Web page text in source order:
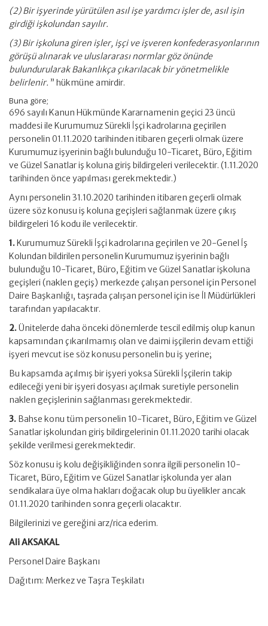
(2) Bir işyerinde yürütülen asıl işe yardımcı işler de, asıl işin
girdiği işkolundan sayılır.
(3) Bir işkoluna giren işler, işçi ve işveren konfederasyonlarının
görüşü alınarak ve uluslararası normlar göz önünde
bulundurularak Bakanlıkça çıkarılacak bir yönetmelikle
belirlenir. ” hükmüne amirdir.
Buna göre;
696 sayılı Kanun Hükmünde Kararnamenin geçici 23 üncü
maddesi ile Kurumumuz Sürekli İşçi kadrolarına geçirilen
personelin 01.11.2020 tarihinden itibaren geçerli olmak üzere
Kurumumuz işyerinin bağlı bulunduğu 10-Ticaret, Büro, Eğitim
ve Güzel Sanatlar iş koluna giriş bildirgeleri verilecektir. (1.11.2020
tarihinden önce yapılması gerekmektedir.)
Aynı personelin 31.10.2020 tarihinden itibaren geçerli olmak
üzere söz konusu iş koluna geçişleri sağlanmak üzere çıkış
bildirgeleri 16 kodu ile verilecektir.
1.Kurumumuz Sürekli İşçi kadrolarına geçirilen ve 20-Genel İş
Kolundan bildirilen personelin Kurumumuz işyerinin bağlı
bulunduğu 10-Ticaret, Büro, Eğitim ve Güzel Sanatlar işkoluna
geçişleri (naklen geçiş) merkezde çalışan personel için Personel
Daire Başkanlığı, taşrada çalışan personel için ise İl Müdürlükleri
tarafından yapılacaktır.
2.Ünitelerde daha önceki dönemlerde tescil edilmiş olup kanun
kapsamından çıkarılmamış olan ve daimi işçilerin devam ettiği
işyeri mevcut ise söz konusu personelin bu iş yerine;
Bu kapsamda açılmış bir işyeri yoksa Sürekli İşçilerin takip
edileceği yeni bir işyeri dosyası açılmak suretiyle personelin
naklen geçişlerinin sağlanması gerekmektedir.
3. Bahse konu tüm personelin 10-Ticaret, Büro, Eğitim ve Güzel
Sanatlar işkolundan giriş bildirgelerinin 01.11.2020 tarihi olacak
şekilde verilmesi gerekmektedir.
Söz konusu iş kolu değişikliğinden sonra ilgili personelin 10-
Ticaret, Büro, Eğitim ve Güzel Sanatlar işkolunda yer alan
sendikalara üye olma hakları doğacak olup bu üyelikler ancak
01.11.2020 tarihinden sonra geçerli olacaktır.
Bilgilerinizi ve gereğini arz/rica ederim.
Ali AKSAKAL
Personel Daire Başkanı
Dağıtım: Merkez ve Taşra Teşkilatı